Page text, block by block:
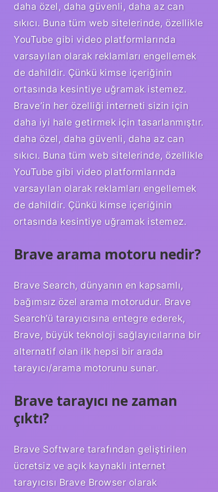
daha özel, daha güvenli, daha az can
sıkıcı. Buna tüm web sitelerinde, özellikle
YouTube gibi video platformlarında
varsayılan olarak reklamları engellemek
de dahildir. Çünkü kimse içeriğinin
ortasında kesintiye uğramak istemez.
Brave’in her özelliği interneti sizin için
daha iyi hale getirmek için tasarlanmıştır.
daha özel, daha güvenli, daha az can
sıkıcı. Buna tüm web sitelerinde, özellikle
YouTube gibi video platformlarında
varsayılan olarak reklamları engellemek
de dahildir. Çünkü kimse içeriğinin
ortasında kesintiye uğramak istemez.
Brave arama motoru nedir?
Brave Search, dünyanın en kapsamlı,
bağımsız özel arama motorudur. Brave
Search’ü tarayıcısına entegre ederek,
Brave, büyük teknoloji sağlayıcılarına bir
alternatif olan ilk hepsi bir arada
tarayıcı/arama motorunu sunar.
Brave tarayıcı ne zaman
çıktı?
Brave Software tarafından geliştirilen
ücretsiz ve açık kaynaklı internet
tarayıcısı Brave Browser olarak